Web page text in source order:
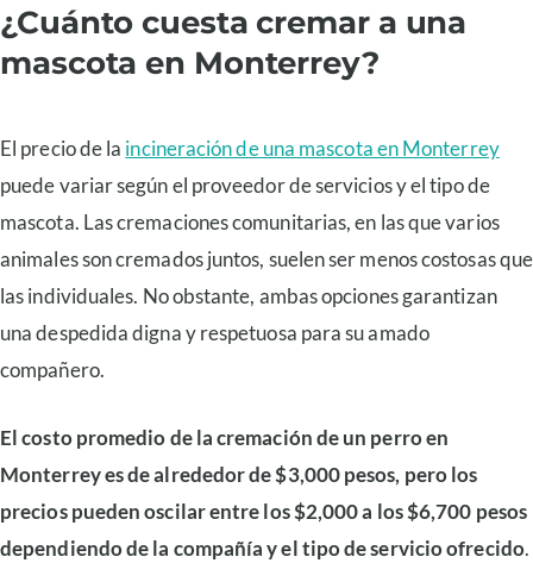
¿Cuánto cuesta cremar a una
mascota en Monterrey?
El precio de la incineración de una mascota en Monterrey
puede variar según el proveedor de servicios y el tipo de
mascota. Las cremaciones comunitarias, en las que varios
animales son cremados juntos, suelen ser menos costosas que
las individuales. No obstante, ambas opciones garantizan
una despedida digna y respetuosa para su amado
compañero.
El costo promedio de la cremación de un perro en
Monterreyes de alrededor de $3,000 pesos, pero los
precios pueden oscilar entre los $2,000 a los $6,700 pesos
dependiendo de la compañía y el tipo de servicio ofrecido.